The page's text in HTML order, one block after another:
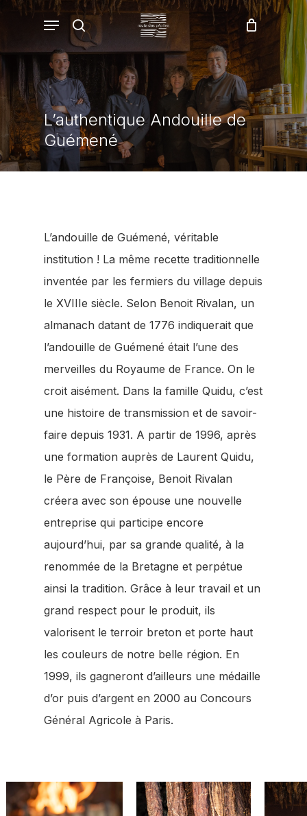
Skip
main
content
recherche
Menu
Panier Fermer
L’authentique Andouille de
Guémené
L’andouille de Guémené, véritable
institution ! La même recette traditionnelle
inventée par les fermiers du village depuis
le XVIIIe siècle. Selon Benoit Rivalan, un
almanach datant de 1776 indiquerait que
l’andouille de Guémené était l’une des
merveilles du Royaume de France. On le
croit aisément. Dans la famille Quidu, c’est
une histoire de transmission et de savoir-
faire depuis 1931. A partir de 1996, après
une formation auprès de Laurent Quidu,
le Père de Françoise, Benoit Rivalan
créera avec son épouse une nouvelle
entreprise qui participe encore
aujourd’hui, par sa grande qualité, à la
renommée de la Bretagne et perpétue
ainsi la tradition. Grâce à leur travail et un
grand respect pour le produit, ils
valorisent le terroir breton et porte haut
les couleurs de notre belle région. En
1999, ils gagneront d’ailleurs une médaille
d’or puis d’argent en 2000 au Concours
Général Agricole à Paris.